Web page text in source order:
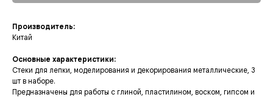
Производитель:
Китай
Основные характеристики:
Стеки для лепки, моделирования и декорирования металлические, 3
шт в наборе.
Предназначены для работы с глиной, пластилином, воском, гипсом и